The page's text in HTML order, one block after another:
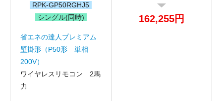
RPK-GP50RGHJ5
シングル(同時)
省エネの達人プレミアム
壁掛形（P50形 単相
200V）
ワイヤレスリモコン 2馬
力
162,255円